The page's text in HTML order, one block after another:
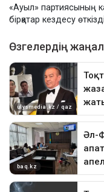
«Ауыл» партиясының
бірқатар кездесу өткізді